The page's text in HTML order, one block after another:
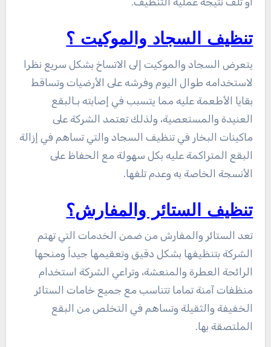
تنظيف السجاد والموكيت ؟
يتعرض السجاد والموكيت إلى الاتساخ بشكل سريع نظرا
لاستخدامه طوال اليوم وفرشه على الأرضيات وتساقط
بقايا الأطعمة عليه مما يتسبب في إصابته بـالبقع
العنيدة والمستعصية، ولذلك تعتمد الشركة على
ماكينات البخار في تنظيف السجاد والتي تساهم في إزالة
البقع المتراكمة عليه بكل سهولة مع الحفاظ على
الأنسجة الخاصة به وعدم تلفها.
تنظيف الستائر والمفارش؟
تعد الستائر والمفارش من ضمن الخدمات التي تهتم
الشركة بتنظيفها بشكل دقيق وتعقيمها جيداً ومنحها
الرائحة العطرة والمنعشة، وتراعي الشركة استخدام
منظفات آمنة تماما تتناسب مع جميع خامات الستائر
الخفيفة والثقيلة وتساهم في التخلص من البقع
الملتصقة بها.